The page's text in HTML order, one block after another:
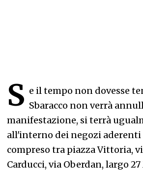
S e il tempo non dovesse
Sbaracco non verrà
manifestazione, si terrà
all'interno dei negozi
compreso tra piazza Vittoria,
Carducci, via Oberdan, largo